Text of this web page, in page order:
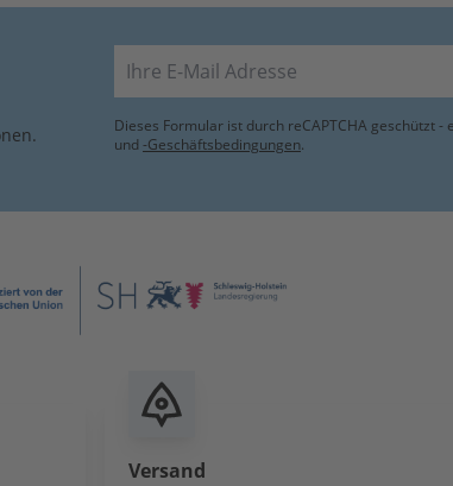
E-Mail
Dieses Formular ist durch reCAPTCHA geschützt -
und -Geschäftsbedingungen.
Versand